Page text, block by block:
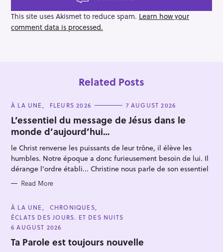
g
a
t
This site uses Akismet to reduce spam. Learn how your
comment data is processed.
Related Posts
C
T
E
G
O
R
I
E
S
À LA UNE FLEURS 2026 7 AUGUST 2026
L’essentiel du message de Jésus dans le
monde d’aujourd’hui…
le Christ renverse les puissants de leur trône, il élève les
humbles. Notre époque a donc furieusement besoin de lui. Il
dérange l'ordre établi... Christine nous parle de son essentiel
Read More
C
A
T
E
G
O
R
À LA UNE
CHRONIQUES
ÉCLATS DES JOURS. ET DES NUITS
6 AUGUST 2026
Ta Parole est toujours nouvelle
e
a
r